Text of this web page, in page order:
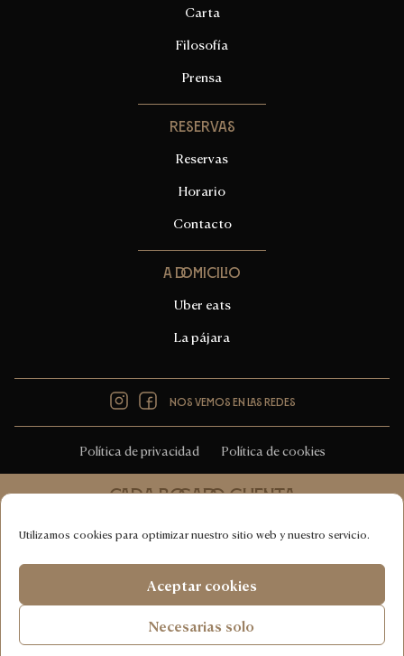
Utilizamos cookies para optimizar nuestro sitio web y nuestro servicio.
Aceptar cookies
Necesarias solo
Carta
Filosofía
Prensa
Reservas
Reservas
Horario
Contacto
A domicilio
Uber eats
La pájara
Instagram
FacebookNos vemos en las redes
Política de privacidad Política de cookies
Cada bocado cuenta
DESIGNED & DEVELOPED WITH♥BYHUMAN FIRST